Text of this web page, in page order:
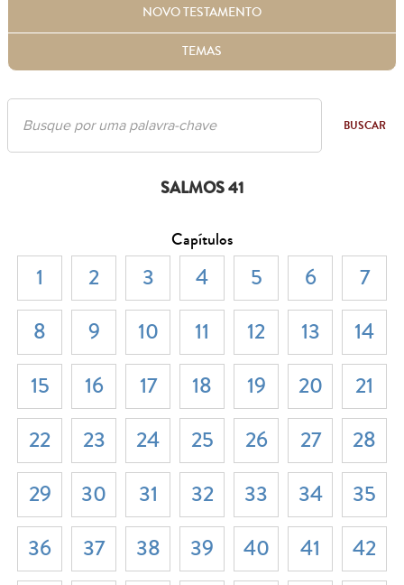
NOVO TESTAMENTO
TEMAS
BUSCAR
SALMOS 41
Capítulos
1 2 3 4 5 6
7
8
9 10 11 12 13
14
15
16 17 18 19 20
21
22
23 24 25 26 27
28
29
30 31 32 33 34
35
36
37 38 39 40 41
42